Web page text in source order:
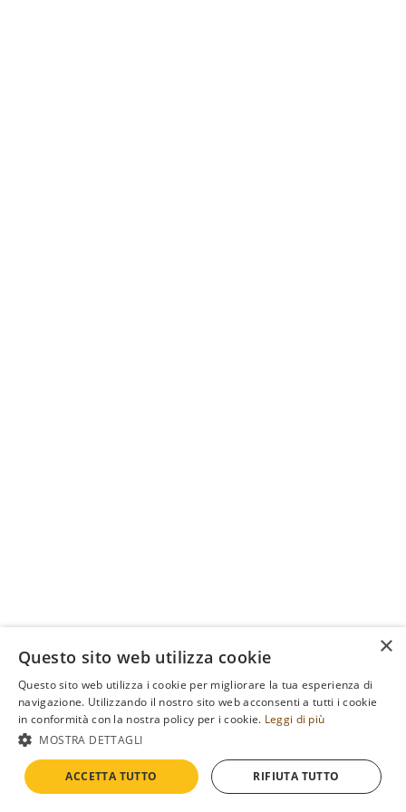
×
Questo sito web utilizza cookie
Questo sito web utilizza i cookie per migliorare la tua esperienza di
navigazione. Utilizzando il nostro sito web acconsenti a tutti i cookie
in conformità con la nostra policy per i cookie. Leggi di più
MOSTRA DETTAGLI
ACCETTA TUTTO RIFIUTA TUTTO